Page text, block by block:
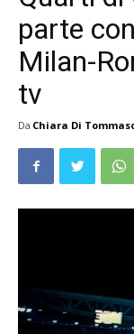
parte
Milan-
tv
Da Chiara Di